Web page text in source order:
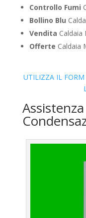
Controllo Fumi
Bollino Blu
Vendita Caldaia
Offerte Caldaia
UTILIZZA IL FORM